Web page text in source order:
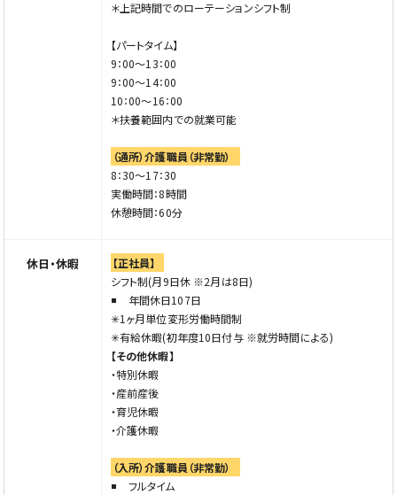
＊上記時間でのローテーションシフト制
【パートタイム】
9：00～13：00
9：00～14：00
10：00～16：00
＊扶養範囲内での就業可能
（通所）介護職員（非常勤）
8：30～17：30
実働時間：8時間
休憩時間：60分
休日・休暇
【正社員】
シフト制(月9日休 ※2月は8日)
年間休日107日
✳︎1ヶ月単位変形労働時間制
✳︎有給休暇(初年度10日付与 ※就労時間による)
【その他休暇】
・特別休暇
・産前産後
・育児休暇
・介護休暇
（入所）介護職員（非常勤）
フルタイム